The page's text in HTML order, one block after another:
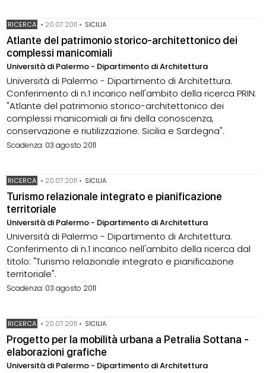
RICERCA • 20.07.2011 • SICILIA
Atlante del patrimonio storico-architettonico dei
complessi manicomiali
Università di Palermo - Dipartimento di Architettura
Università di Palermo - Dipartimento di Architettura.
Conferimento di n.1 incarico nell'ambito della ricerca PRIN:
"Atlante del patrimonio storico-architettonico dei
complessi manicomiali ai fini della conoscenza,
conservazione e riutilizzazione: Sicilia e Sardegna".
Scadenza: 03 agosto 2011
RICERCA • 20.07.2011 • SICILIA
Turismo relazionale integrato e pianificazione
territoriale
Università di Palermo - Dipartimento di Architettura
Università di Palermo - Dipartimento di Architettura.
Conferimento di n.1 incarico nell'ambito della ricerca dal
titolo: "Turismo relazionale integrato e pianificazione
territoriale".
Scadenza: 03 agosto 2011
RICERCA • 20.07.2011 • SICILIA
Progetto per la mobilità urbana a Petralia Sottana -
elaborazioni grafiche
Università di Palermo - Dipartimento di Architettura